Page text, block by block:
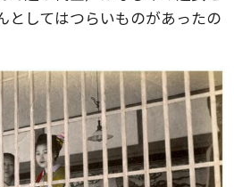
としてはつらいものがあったの